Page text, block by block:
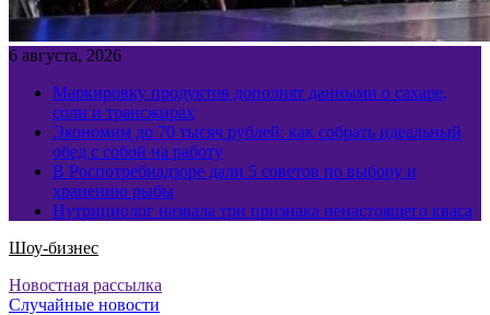
6 августа, 2026
Маркировку продуктов дополнят данными о сахаре,
соли и трансжирах
Экономим до 70 тысяч рублей: как собрать идеальный
обед с собой на работу
В Роспотребнадзоре дали 5 советов по выбору и
хранению рыбы
Нутрициолог назвала три признака ненастоящего кваса
Шоу-бизнес
Новостная рассылка
Случайные новости